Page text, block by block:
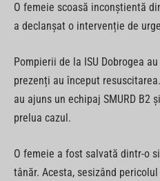
O femeie scoasă inconștientă
a declanșat o intervenție de
Pompierii de la ISU Dobrogea
prezenți au început
au ajuns un echipaj SMURD B2
prelua cazul.
O femeie a fost salvată dintr-o
tânăr. Acesta, sesizând